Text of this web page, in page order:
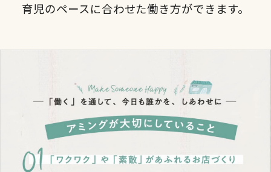
育児のペースに合わせた働き方ができます。